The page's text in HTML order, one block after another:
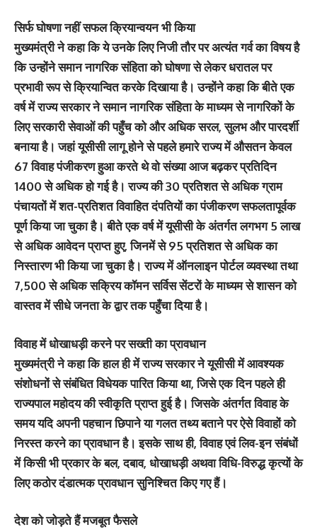
सिर्फ घोषणा नहीं सफल क्रियान्वयन भी किया
मुख्यमंत्री ने कहा कि ये उनके लिए निजी तौर पर अत्यंत गर्व का विषय है
कि उन्होंने समान नागरिक संहिता को घोषणा से लेकर धरातल पर
प्रभावी रूप से क्रियान्वित करके दिखाया है। उन्होंने कहा कि बीते एक
वर्ष में राज्य सरकार ने समान नागरिक संहिता के माध्यम से नागरिकों के
लिए सरकारी सेवाओं की पहुँच को और अधिक सरल, सुलभ और पारदर्शी
बनाया है। जहां यूसीसी लागू होने से पहले हमारे राज्य में औसतन केवल
67 विवाह पंजीकरण हुआ करते थे वो संख्या आज बढ़कर प्रतिदिन
1400 से अधिक हो गई है। राज्य की 30 प्रतिशत से अधिक ग्राम
पंचायतों में शत-प्रतिशत विवाहित दंपतियों का पंजीकरण सफलतापूर्वक
पूर्ण किया जा चुका है। बीते एक वर्ष में यूसीसी के अंतर्गत लगभग 5 लाख
से अधिक आवेदन प्राप्त हुए, जिनमें से 95 प्रतिशत से अधिक का
निस्तारण भी किया जा चुका है। राज्य में ऑनलाइन पोर्टल व्यवस्था तथा
7,500 से अधिक सक्रिय कॉमन सर्विस सेंटरों के माध्यम से शासन को
वास्तव में सीधे जनता के द्वार तक पहुँचा दिया है।
विवाह में धोखाधड़ी करने पर सख्ती का प्रावधान
मुख्यमंत्री ने कहा कि हाल ही में राज्य सरकार ने यूसीसी में आवश्यक
संशोधनों से संबंधित विधेयक पारित किया था, जिसे एक दिन पहले ही
राज्यपाल महोदय की स्वीकृति प्राप्त हुई है। जिसके अंतर्गत विवाह के
समय यदि अपनी पहचान छिपाने या गलत तथ्य बताने पर ऐसे विवाहों को
निरस्त करने का प्रावधान है। इसके साथ ही, विवाह एवं लिव-इन संबंधों
में किसी भी प्रकार के बल, दबाव, धोखाधड़ी अथवा विधि-विरुद्ध कृत्यों के
लिए कठोर दंडात्मक प्रावधान सुनिश्चित किए गए हैं।
देश को जोड़ते हैं मजबूत फैसले